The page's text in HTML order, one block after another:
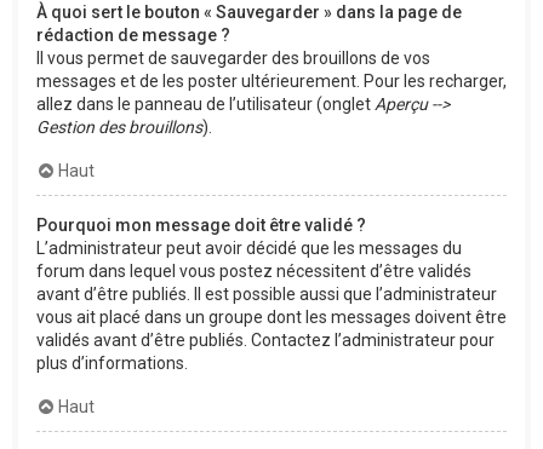
À quoi sert le bouton « Sauvegarder » dans la page de
rédaction de message ?
Il vous permet de sauvegarder des brouillons de vos
messages et de les poster ultérieurement. Pour les recharger,
allez dans le panneau de l’utilisateur (onglet Aperçu -->
Gestion des brouillons).
Haut
Pourquoi mon message doit être validé ?
L’administrateur peut avoir décidé que les messages du
forum dans lequel vous postez nécessitent d’être validés
avant d’être publiés. Il est possible aussi que l’administrateur
vous ait placé dans un groupe dont les messages doivent être
validés avant d’être publiés. Contactez l’administrateur pour
plus d’informations.
Haut